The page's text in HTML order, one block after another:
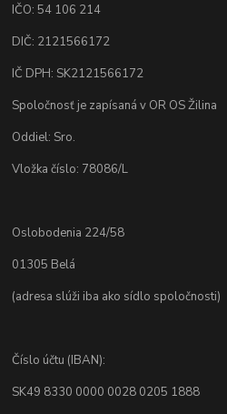
IČO: 54 106 214
DIČ: 2121566172
IČ DPH: SK2121566172
Spoločnosť je zapísaná v OR OS Žilina
Oddiel: Sro.
Vložka číslo: 78086/L
Oslobodenia 224/58
01305 Belá
(adresa slúži iba ako sídlo spoločnosti)
Číslo účtu (IBAN):
SK49 8330 0000 0028 0205 1888